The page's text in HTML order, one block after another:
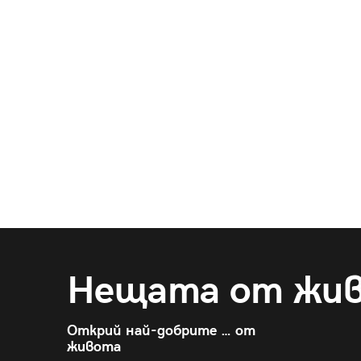
Нещата от
Открий най-добрите … от
живота